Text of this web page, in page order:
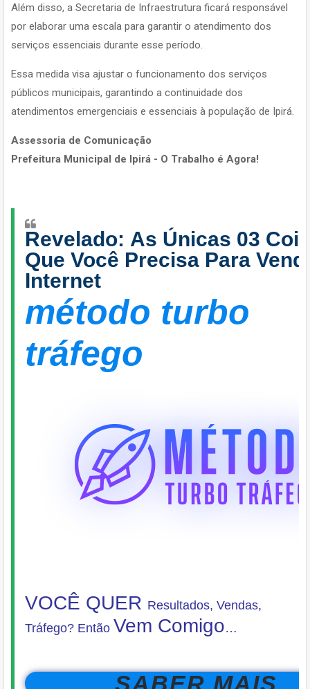
Além disso, a Secretaria de Infraestrutura ficará responsável
por elaborar uma escala para garantir o atendimento dos
serviços essenciais durante esse período.
Essa medida visa ajustar o funcionamento dos serviços
públicos municipais, garantindo a continuidade dos
atendimentos emergenciais e essenciais à população de Ipirá.
Assessoria de Comunicação
Prefeitura Municipal de Ipirá - O Trabalho é Agora!
Revelado: As Únicas 03
Que Você Precisa Para
Internet
método turbo
tráfego
VOCÊ QUER Resultados, Vendas,
Tráfego? Então Vem Comigo…
SABER MAIS